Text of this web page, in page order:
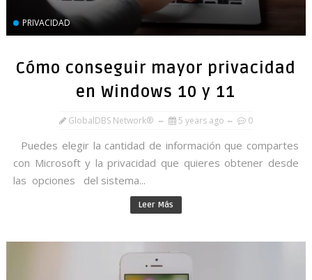
PRIVACIDAD
Cómo conseguir mayor privacidad
en Windows 10 y 11
GlobalDBS Network® 5 years ago 0
Puedes elegir la cantidad de información que compartes
con Microsoft y la privacidad que quieres obtener desde
las opciones del sistema...
Leer Más